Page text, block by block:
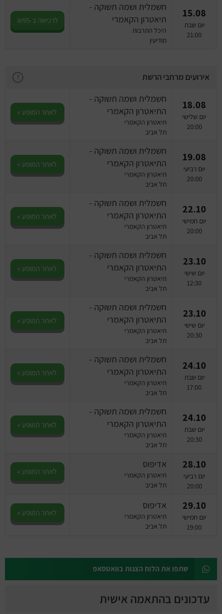
15.08
יום שבת
21:00
חשמלית ושמה תשוקה -
תיאטרון הקאמרי
היכל התרבות
מודיעין
לרכישה ב-₪95
אירועים מרחבי הרשת ?
18.08
יום שלישי
20:00
חשמלית ושמה תשוקה -
התיאטרון הקאמרי
תיאטרון הקאמרי
תל אביב
לאתר המופע »
19.08
יום רביעי
20:00
חשמלית ושמה תשוקה -
התיאטרון הקאמרי
תיאטרון הקאמרי
תל אביב
לאתר המופע »
22.10
יום חמישי
20:00
חשמלית ושמה תשוקה -
התיאטרון הקאמרי
תיאטרון הקאמרי
תל אביב
לאתר המופע »
23.10
יום שישי
12:30
חשמלית ושמה תשוקה -
התיאטרון הקאמרי
תיאטרון הקאמרי
תל אביב
לאתר המופע »
23.10
יום שישי
20:30
חשמלית ושמה תשוקה -
התיאטרון הקאמרי
תיאטרון הקאמרי
תל אביב
לאתר המופע »
24.10
יום שבת
17:00
חשמלית ושמה תשוקה -
התיאטרון הקאמרי
תיאטרון הקאמרי
תל אביב
לאתר המופע »
24.10
יום שבת
20:30
חשמלית ושמה תשוקה -
התיאטרון הקאמרי
תיאטרון הקאמרי
תל אביב
לאתר המופע »
28.10
יום רביעי
20:00
אדיפוס
תיאטרון הקאמרי
תל אביב
לאתר המופע »
29.10
יום חמישי
19:00
אדיפוס
תיאטרון הקאמרי
תל אביב
לאתר המופע »
שתפו את הלוח הצגות בוואטסאפ
עדכונים בהתאמה אישית